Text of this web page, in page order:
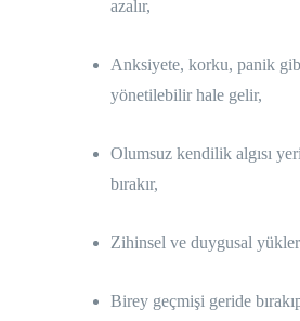
azalır,
Anksiyete, korku, panik
yönetilebilir hale gelir,
Olumsuz kendilik algısı
bırakır,
Zihinsel ve duygusal
Birey geçmişi geride